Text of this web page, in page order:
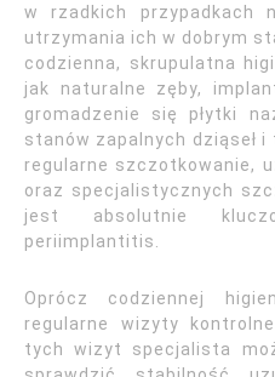
w rzadkich przypadkach
utrzymania ich w dobrym
codzienna, skrupulatna
jak naturalne zęby,
gromadzenie się płytki
stanów zapalnych dziąseł
regularne szczotkowanie,
oraz specjalistycznych
jest absolutnie
periimplantitis.
Oprócz codziennej
regularne wizyty
tych wizyt specjalista